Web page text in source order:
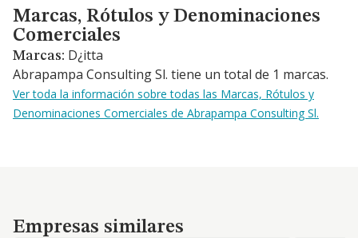
Marcas, Rótulos y Denominaciones Comerciales
Marcas, Rótulos y Denominaciones
Comerciales
Marcas: D¿itta
Abrapampa Consulting Sl. tiene un total de 1 marcas.
Ver toda la información sobre todas las Marcas, Rótulos y
Denominaciones Comerciales de Abrapampa Consulting Sl.
Empresas similares
Empresas similares